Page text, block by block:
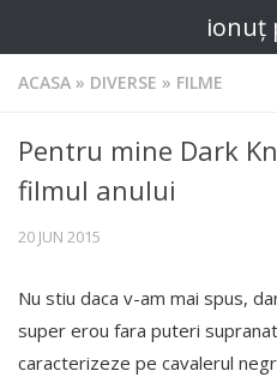
ionuț
ACASA » DIVERSE » FILME
Pentru mine Dark
filmul anului
20 JUN 2015
Nu stiu daca v-am mai spus,
super erou fara puteri
caracterizeze pe cavalerul